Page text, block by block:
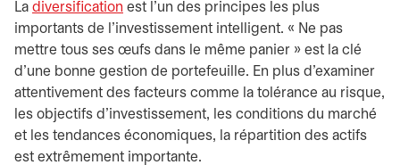
La diversification est l'un des principes les plus
importants de l'investissement intelligent. « Ne pas
mettre tous ses œufs dans le même panier » est la clé
d'une bonne gestion de portefeuille. En plus d'examiner
attentivement des facteurs comme la tolérance au risque,
les objectifs d'investissement, les conditions du marché
et les tendances économiques, la répartition des actifs
est extrêmement importante.